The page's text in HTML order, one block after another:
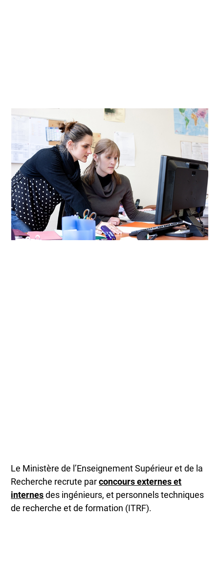
Le Ministère de l’Enseignement Supérieur et de la
Recherche recrute parconcours externes et
internes des ingénieurs, et personnels techniques
de recherche et de formation (ITRF).